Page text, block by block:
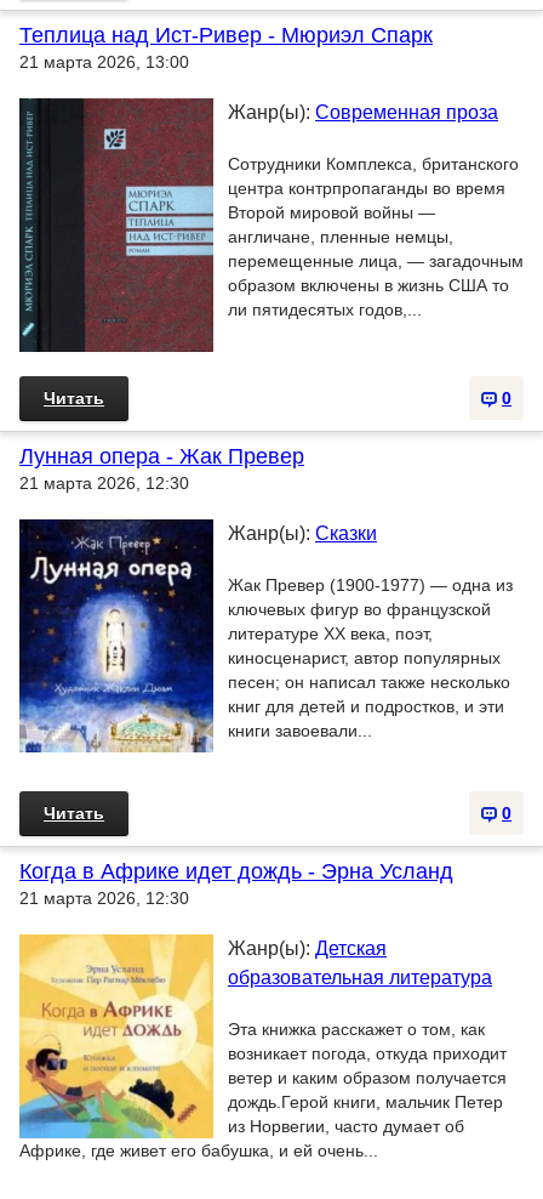
Теплица над Ист-Ривер - Мюриэл Спарк
21 марта 2026, 13:00
Жанр(ы): Современная проза
Сотрудники Комплекса, британского
центра контрпропаганды во время
Второй мировой войны —
англичане, пленные немцы,
перемещенные лица, — загадочным
образом включены в жизнь США то
ли пятидесятых годов,...
0
Читать
Лунная опера - Жак Превер
21 марта 2026, 12:30
Жанр(ы): Сказки
Жак Превер (1900-1977) — одна из
ключевых фигур во французской
литературе XX века, поэт,
киносценарист, автор популярных
песен; он написал также несколько
книг для детей и подростков, и эти
книги завоевали...
0
Читать
Когда в Африке идет дождь - Эрна Усланд
21 марта 2026, 12:30
Жанр(ы): Детская
образовательная литература
Эта книжка расскажет о том, как
возникает погода, откуда приходит
ветер и каким образом получается
дождь.Герой книги, мальчик Петер
из Норвегии, часто думает об
Африке, где живет его бабушка, и ей очень...